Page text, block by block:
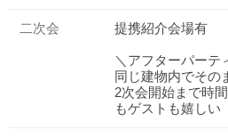
二次会 提携紹介会場有
＼アフターパーテ
同じ建物内でその
2次会開始まで時
もゲストも嬉しい